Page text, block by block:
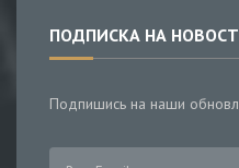
ПОДПИСКА НА
Подпишись на наши